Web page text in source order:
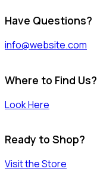
Have Questions?
info@website.com
Where to Find Us?
Look Here
Ready to Shop?
Visit the Store